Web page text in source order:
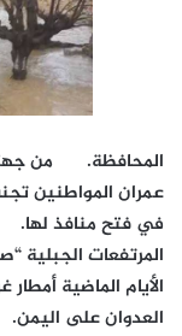
المحافظة. من
عمران المواطنين
في فتح منافذ لها.
المرتفعات الجبلية
الأيام الماضية
العدوان على اليمن.